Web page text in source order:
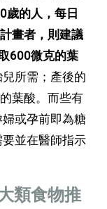
歲的人，每日
畫者，則建議
600微克的葉
所需；產後的
葉酸。而些有
或孕前即為糖
並在醫師指示
類食物推